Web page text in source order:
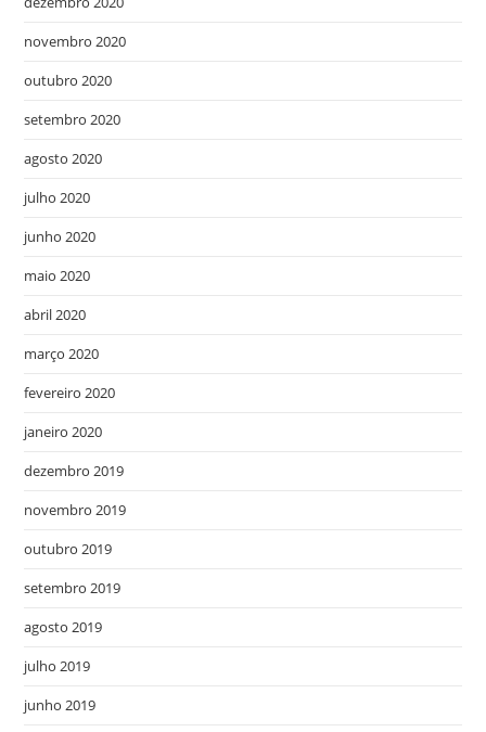
novembro 2020
outubro 2020
setembro 2020
agosto 2020
julho 2020
junho 2020
maio 2020
abril 2020
março 2020
fevereiro 2020
janeiro 2020
dezembro 2019
novembro 2019
outubro 2019
setembro 2019
agosto 2019
julho 2019
junho 2019